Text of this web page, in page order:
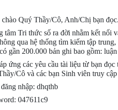
Quý Thầy/Cô, Anh/Chị bạn đọc.
tâm Tri thức số ra đời nhằm kết nối
qua hệ thống tìm kiếm tập
gần 200.000 bản ghi bao gồm:
ứng các yêu cầu tài liệu từ bạn
Cô và các bạn Sinh viên truy
nhập: dhqthb
047611c9